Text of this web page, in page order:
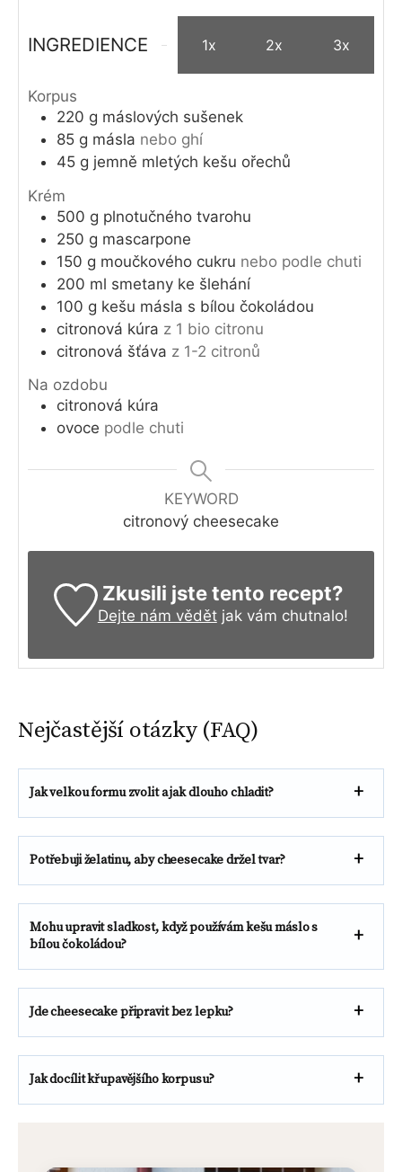
INGREDIENCE 1x 2x 3x
Korpus
220 g máslových sušenek
85 g másla nebo ghí
45 g jemně mletých kešu ořechů
Krém
500 g plnotučného tvarohu
250 g mascarpone
150 g moučkového cukru nebo podle chuti
200 ml smetany ke šlehání
100 g kešu másla s bílou čokoládou
citronová kúra z 1 bio citronu
citronová šťáva z 1-2 citronů
Na ozdobu
citronová kúra
ovoce podle chuti
KEYWORD
citronový cheesecake
Zkusili jste tento recept?
Dejte nám vědětjak vám chutnalo!
Nejčastější otázky (FAQ)
Jak velkou formu zvolit a jak dlouho chladit?
Potřebuji želatinu, aby cheesecake držel tvar?
Mohu upravit sladkost, když používám kešu máslo s
bílou čokoládou?
Jde cheesecake připravit bez lepku?
Jak docílit křupavějšího korpusu?